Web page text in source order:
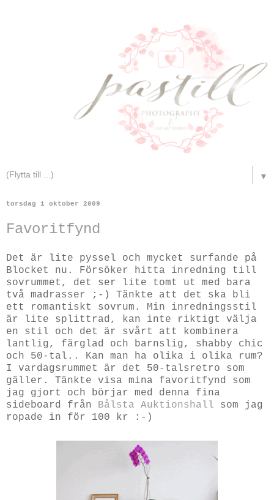
▼
torsdag 1 oktober 2009
Favoritfynd
Det är lite pyssel och mycket surfande på
Blocket nu. Försöker hitta inredning till
sovrummet, det ser lite tomt ut med bara
två madrasser ;-) Tänkte att det ska bli
ett romantiskt sovrum. Min inredningsstil
är lite splittrad, kan inte riktigt välja
en stil och det är svårt att kombinera
lantlig, färglad och barnslig, shabby chic
och 50-tal.. Kan man ha olika i olika rum?
I vardagsrummet är det 50-talsretro som
gäller. Tänkte visa mina favoritfynd som
jag gjort och börjar med denna fina
sideboard från
Bålsta Auktionshall som jag
ropade in för 100 kr :-)